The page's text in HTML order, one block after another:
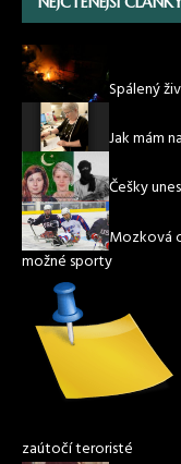
Spálený
Jak mám
Češky
Mozková
možné sporty
zaútočí teroristé